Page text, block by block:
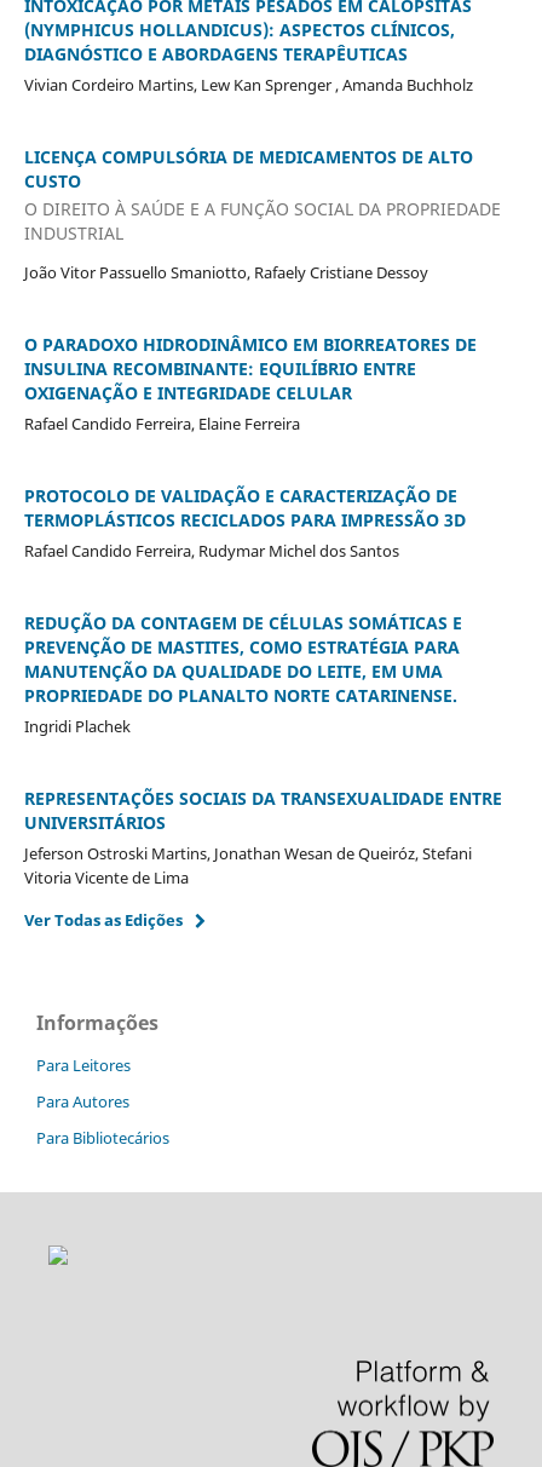
INTOXICAÇÃO POR METAIS PESADOS EM CALOPSITAS
(NYMPHICUS HOLLANDICUS): ASPECTOS CLÍNICOS,
DIAGNÓSTICO E ABORDAGENS TERAPÊUTICAS
Vivian Cordeiro Martins, Lew Kan Sprenger , Amanda Buchholz
LICENÇA COMPULSÓRIA DE MEDICAMENTOS DE ALTO
CUSTO
O DIREITO À SAÚDE E A FUNÇÃO SOCIAL DA PROPRIEDADE
INDUSTRIAL
João Vitor Passuello Smaniotto, Rafaely Cristiane Dessoy
O PARADOXO HIDRODINÂMICO EM BIORREATORES DE
INSULINA RECOMBINANTE: EQUILÍBRIO ENTRE
OXIGENAÇÃO E INTEGRIDADE CELULAR
Rafael Candido Ferreira, Elaine Ferreira
PROTOCOLO DE VALIDAÇÃO E CARACTERIZAÇÃO DE
TERMOPLÁSTICOS RECICLADOS PARA IMPRESSÃO 3D
Rafael Candido Ferreira, Rudymar Michel dos Santos
REDUÇÃO DA CONTAGEM DE CÉLULAS SOMÁTICAS E
PREVENÇÃO DE MASTITES, COMO ESTRATÉGIA PARA
MANUTENÇÃO DA QUALIDADE DO LEITE, EM UMA
PROPRIEDADE DO PLANALTO NORTE CATARINENSE.
Ingridi Plachek
REPRESENTAÇÕES SOCIAIS DA TRANSEXUALIDADE ENTRE
UNIVERSITÁRIOS
Jeferson Ostroski Martins, Jonathan Wesan de Queiróz, Stefani
Vitoria Vicente de Lima
Ver Todas as Edições
Informações
Para Leitores
Para Autores
Para Bibliotecários